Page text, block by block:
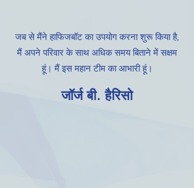
जब से मैंने हाफिजबॉट का उपयोग करना शुरू किया है,
मैं अपने परिवार के साथ अधिक समय बिताने में सक्षम
हूं। मैं इस महान टीम का आभारी हूं।
जॉर्ज बी. हैरिसो